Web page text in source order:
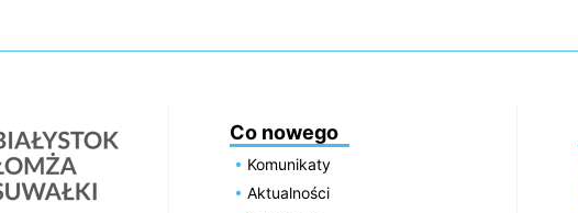
Co nowego
Komunikaty
Aktualności